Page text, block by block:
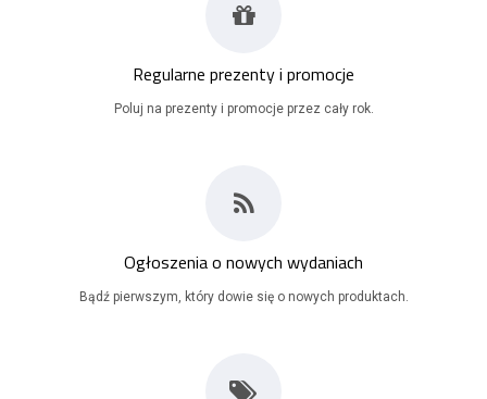
Regularne prezenty i promocje
Poluj na prezenty i promocje przez cały rok.
Ogłoszenia o nowych wydaniach
Bądź pierwszym, który dowie się o nowych produktach.